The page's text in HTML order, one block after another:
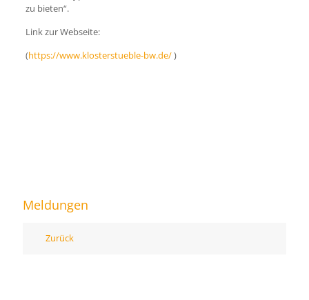
zu bieten“.
Link zur Webseite:
(https://www.klosterstueble-bw.de/)
Meldungen
Zurück